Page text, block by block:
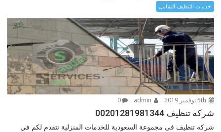
خدمات التنظيف الشامل
0
شركه تنظيف 00201281981344
شركه تنظيف فى مجموعة السعودية للخدمات المنزلية نتقدم لكم في